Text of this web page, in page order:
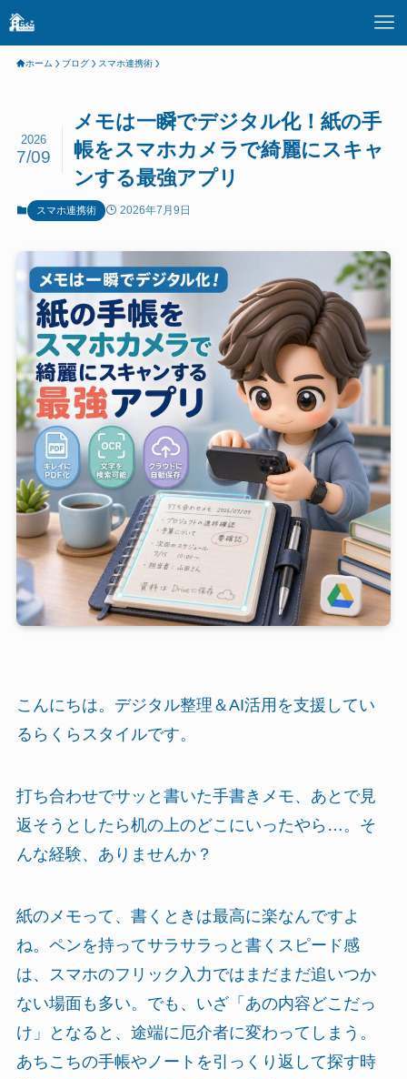
ホーム ブログ スマホ連携術
メモは一瞬でデジタル化！紙の手
帳をスマホカメラで綺麗にスキャ
ンする最強アプリ
2026
7/09
スマホ連携術 2026年7月9日
こんにちは。デジタル整理＆AI活用を支援してい
るらくらスタイルです。
打ち合わせでサッと書いた手書きメモ、あとで見
返そうとしたら机の上のどこにいったやら…。そ
んな経験、ありませんか？
紙のメモって、書くときは最高に楽なんですよ
ね。ペンを持ってサラサラっと書くスピード感
は、スマホのフリック入力ではまだまだ追いつか
ない場面も多い。でも、いざ「あの内容どこだっ
け」となると、途端に厄介者に変わってしまう。
あちこちの手帳やノートを引っくり返して探す時